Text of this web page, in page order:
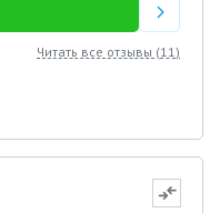
Читать все отзывы (11)